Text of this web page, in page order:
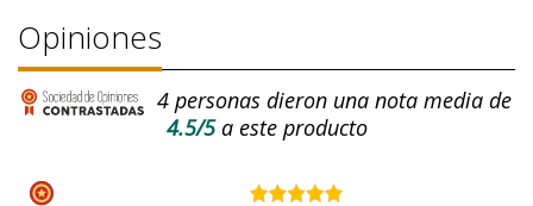
Opiniones
4 personas dieron una nota media de
4.5/5a este producto